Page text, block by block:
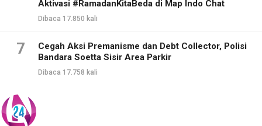
Aktivasi #RamadanKitaBeda di Map Indo Chat
Dibaca 17.850 kali
7
Cegah Aksi Premanisme dan Debt Collector, Polisi
Bandara Soetta Sisir Area Parkir
Dibaca 17.758 kali